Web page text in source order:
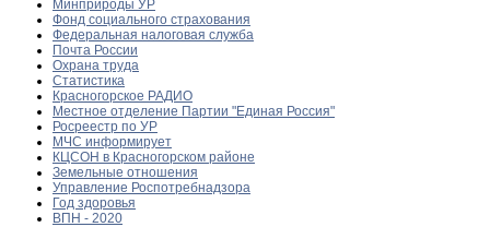
Минприроды УР
Фонд социального страхования
Федеральная налоговая служба
Почта России
Охрана труда
Статистика
Красногорское РАДИО
Местное отделение Партии "Единая Россия"
Росреестр по УР
МЧС информирует
КЦСОН в Красногорском районе
Земельные отношения
Управление Роспотребнадзора
Год здоровья
ВПН - 2020